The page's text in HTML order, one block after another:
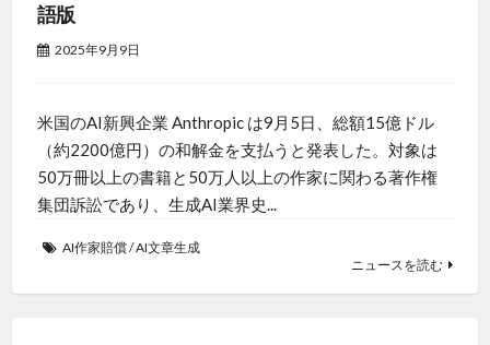
語版
2025年9月9日
米国のAI新興企業 Anthropic は9月5日、総額15億ドル
（約2200億円）の和解金を支払うと発表した。対象は
50万冊以上の書籍と50万人以上の作家に関わる著作権
集団訴訟であり、生成AI業界史...
AI作家賠償/AI文章生成
ニュースを読む